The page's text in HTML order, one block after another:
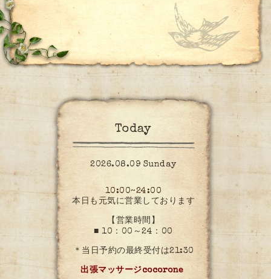
Today
2026.08.09 Sunday
10:00~24:00
本日も元気に営業しております
【営業時間】
■ 10：00～24：00
＊当日予約の最終受付は21:30
出張マッサージcocorone